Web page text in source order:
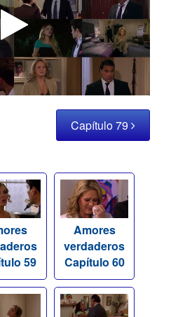
Capítulo 79
59
Amores
verdaderos
Capítulo 60